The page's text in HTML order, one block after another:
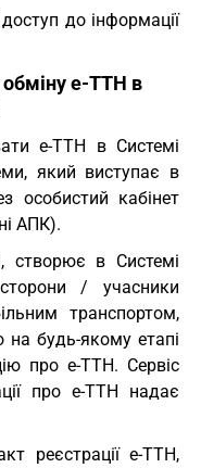
до інформації
обміну е-ТТН в
е-ТТН в Системі
який виступає в
особистий кабінет
АПК).
в Системі
/ учасники
транспортом,
будь-якому етапі
про е-ТТН. Сервіс
про е-ТТН надає
реєстрації е-ТТН,